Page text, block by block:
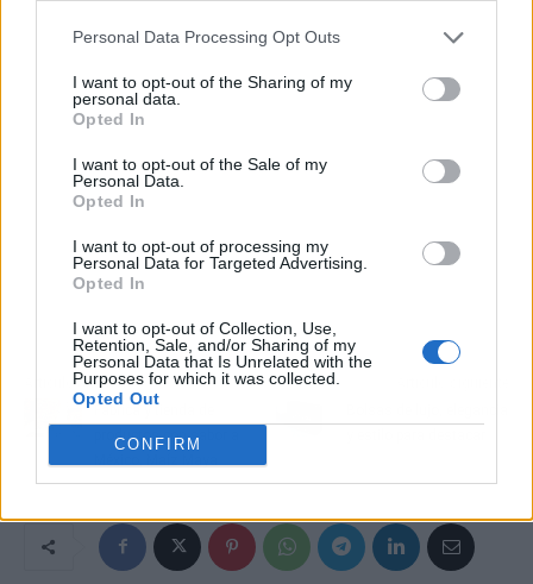
Personal Data Processing Opt Outs
I want to opt-out of the Sharing of my
personal data.
Opted In
I want to opt-out of the Sale of my
Personal Data.
Opted In
I want to opt-out of processing my
Personal Data for Targeted Advertising.
Opted In
I want to opt-out of Collection, Use,
Retention, Sale, and/or Sharing of my
Personal Data that Is Unrelated with the
Purposes for which it was collected.
Opted Out
CONFIRM
Artículo anterior
Fábrica y tienda de
productos con sabor a